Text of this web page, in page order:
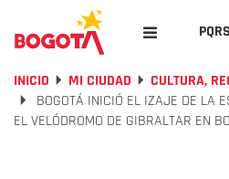
INICIO MI CIUDAD
CULTURA,
BOGOTÁ INICIÓ EL IZAJE DE LA
EL VELÓDROMO DE GIBRALTAR EN